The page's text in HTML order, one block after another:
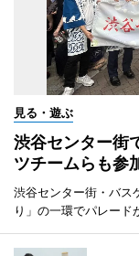
見る・遊ぶ
渋谷センター街
ツチームらも参
渋谷センター街・バス
り」の一環でパレード